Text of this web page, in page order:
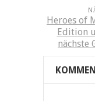
Heroes of
Edition
nächste